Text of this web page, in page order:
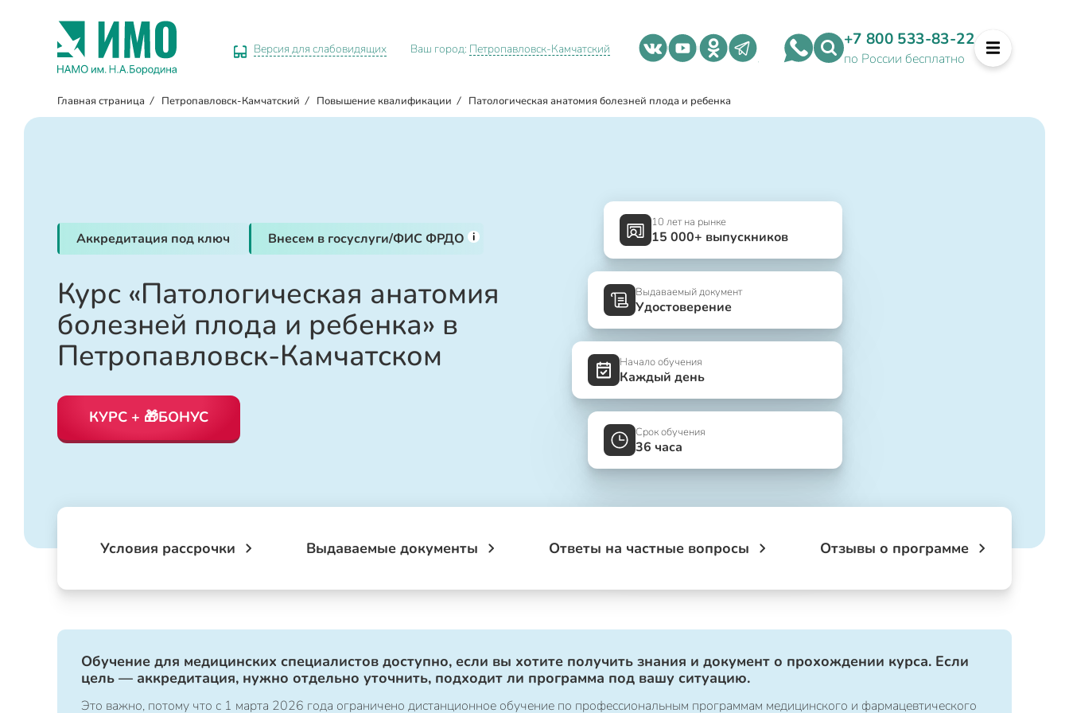
Версия для слабовидящих Ваш город: Петропавловск-Камчатский +7 800 533-83-22
по России бесплатно
Главная страница / Петропавловск-Камчатский / Повышение квалификации / Патологическая анатомия болезней плода и ребенка
Аккредитация под ключ Внесем в госуслуги/ФИС ФРДО i
Курс «Патологическая анатомия
болезней плода и ребенка» в
Петропавловск-Камчатском
КУРС + 🎁БОНУС
10 лет на рынке
15 000+ выпускников
Выдаваемый документ
Удостоверение
Начало обучения
Каждый день
Срок обучения
36 часа
Условия рассрочки Выдаваемые документы Ответы на частные вопросы Отзывы о программе
Обучение для медицинских специалистов доступно, если вы хотите получить знания и документ о прохождении курса. Если
цель — аккредитация, нужно отдельно уточнить, подходит ли программа под вашу ситуацию.
Это важно, потому что с 1 марта 2026 года ограничено дистанционное обучение по профессиональным программам медицинского и фармацевтического